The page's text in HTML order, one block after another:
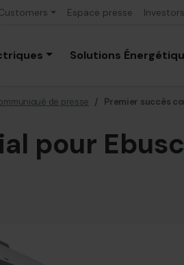
Espace presse Investors
Solutions
de presse / Premier succès
pour